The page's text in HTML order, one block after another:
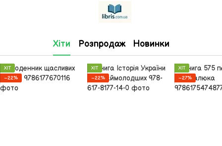
Хіти Розпродаж Новинки
ХІТ
−22%
ХІТ
−22%
ХІТ
−27%